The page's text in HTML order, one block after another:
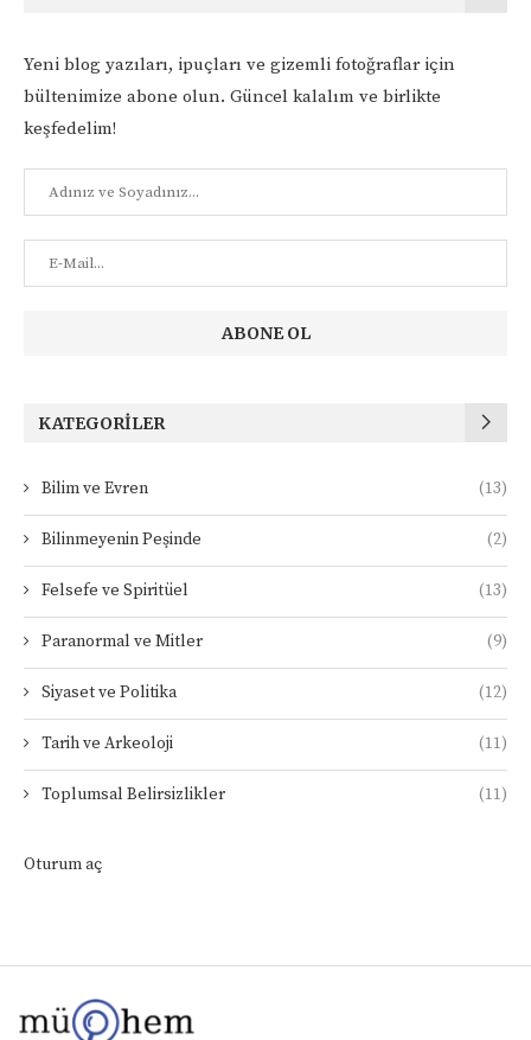
Yeni blog yazıları, ipuçları ve gizemli fotoğraflar için
bültenimize abone olun. Güncel kalalım ve birlikte
keşfedelim!
KATEGORILER
Bilim ve Evren (13)
Bilinmeyenin Peşinde (2)
Felsefe ve Spiritüel (13)
Paranormal ve Mitler (9)
Siyaset ve Politika (12)
Tarih ve Arkeoloji (11)
Toplumsal Belirsizlikler (11)
Oturum aç